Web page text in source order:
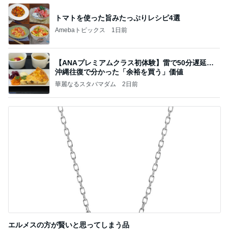
トマトを使った旨みたっぷりレシピ4選
Amebaトピックス 1日前
【ANAプレミアムクラス初体験】雷で50分遅延…
沖縄往復で分かった「余裕を買う」価値
華麗なるスタバマダム 2日前
エルメスの方が賢いと思ってしまう品